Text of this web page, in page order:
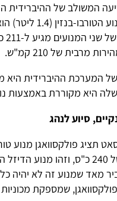
מרבית של 210 קמ"ש.
המערכת ההיברידית היא
היא מקוררת באמצעות
סיוע לנהג
מאד שמנוע זה לא יהיה כל
שמספקת מכוניות